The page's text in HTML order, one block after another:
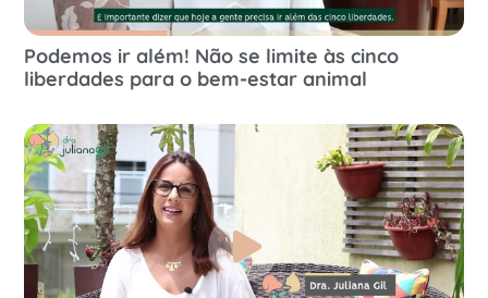
Podemos ir além! Não se limite às cinco
liberdades para o bem-estar animal